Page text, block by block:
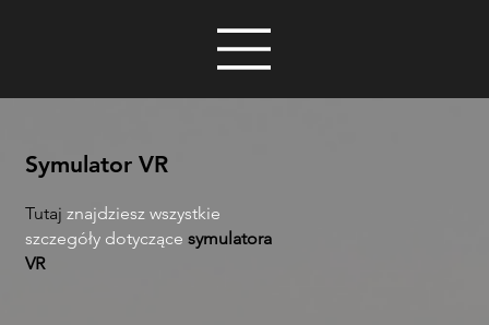
Symulator VR
Tutajznajdziesz wszystkie
szczegóły dotyczące symulatora
VR